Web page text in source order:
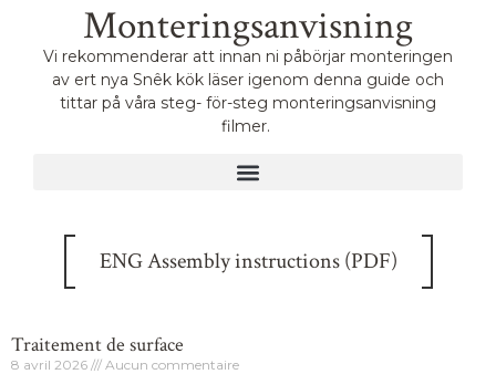
Monteringsanvisning
Vi rekommenderar att innan ni påbörjar monteringen
av ert nya Snêk kök läser igenom denna guide och
tittar på våra steg- för-steg monteringsanvisning
filmer.
ENG Assembly instructions (PDF)
Traitement de surface
8 avril 2026 Aucun commentaire